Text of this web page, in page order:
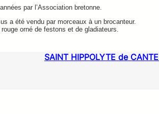
par l’Association bretonne.
a été vendu par morceaux à un brocanteur.
orné de festons et de gladiateurs.
SAINT HIPPOLYTE de